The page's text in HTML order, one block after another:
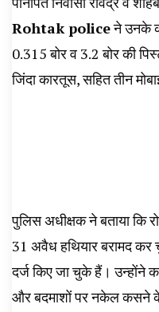
Rohtak policeने उनके
0.315 बोर व 3.2 बोर की
जिंदा कारतूस, सहित तीन
पुलिस अधीक्षक ने बताया कि
31 अवैध हथियार बरामद
दर्ज किए जा चुके हैं। उन्होंने
और बदमाशों पर नकेल कसने